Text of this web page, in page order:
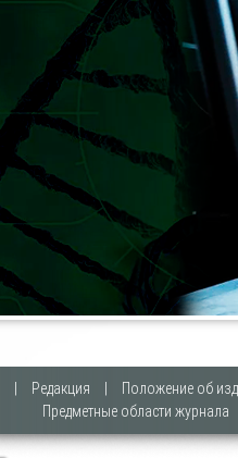
Редакция
Положение об
Предметные области журнала